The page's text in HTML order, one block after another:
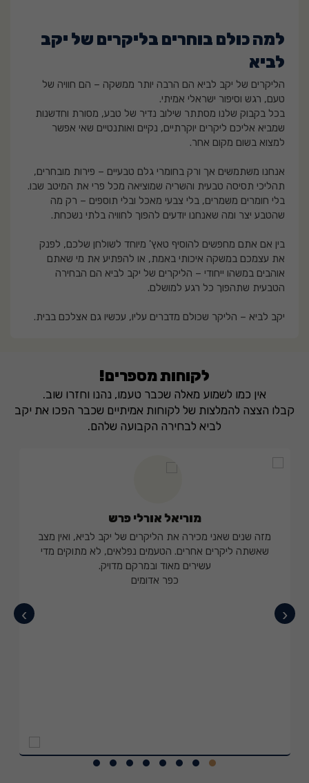
למה כולם בוחרים בליקרים של יקב
לביא
הליקרים של יקב לביא הם הרבה יותר ממשקה – הם חוויה של
טעם, רגש וסיפור ישראלי אמיתי.
בכל בקבוק שלנו מסתתר שילוב נדיר של טבע, מסורת וחדשנות
שמביא אליכם ליקרים יוקרתיים, נקיים ואותנטיים שאי אפשר
למצוא בשום מקום אחר.
אנחנו משתמשים אך ורק בחומרי גלם טבעיים – פירות מובחרים,
תהליכי תסיסה טבעית והשריה שמוציאה מכל פרי את המיטב שבו.
בלי חומרים משמרים, בלי צבעי מאכל ובלי תוספים – רק מה
שהטבע יצר ומה שאנחנו יודעים להפוך לחוויה בלתי נשכחת.
בין אם אתם מחפשים להוסיף טאץ' מיוחד לשולחן שלכם, לפנק
את עצמכם במשקה איכותי באמת, או להפתיע את מי שאתם
אוהבים במשהו ייחודי – הליקרים של יקב לביא הם הבחירה
הטבעית שתהפוך כל רגע למושלם.
יקב לביא – הליקר שכולם מדברים עליו, עכשיו גם אצלכם בבית.
לקוחות מספרים!
אין כמו לשמוע מאלה שכבר טעמו, נהנו וחזרו שוב.
קבלו הצצה להמלצות של לקוחות אמיתיים שכבר הפכו את יקב
לביא לבחירה הקבועה שלהם.
מוריאל אורלי פרש
מזה שנים שאני מכירה את הליקרים של יקב לביא, ואין מצב
שאשתה ליקרים אחרים. הטעמים נפלאים, לא מתוקים מדי
עשירים מאוד ובמרקם מדויק.
כפר אדומים
‹
›